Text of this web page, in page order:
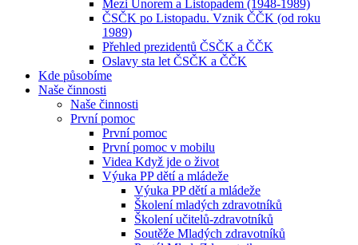
Mezi Únorem a Listopadem (1948-1989)
ČSČK po Listopadu. Vznik ČČK (od roku
1989)
Přehled prezidentů ČSČK a ČČK
Oslavy sta let ČSČK a ČČK
Kde působíme
Naše činnosti
Naše činnosti
První pomoc
První pomoc
První pomoc v mobilu
Videa Když jde o život
Výuka PP dětí a mládeže
Výuka PP dětí a mládeže
Školení mladých zdravotníků
Školení učitelů-zdravotníků
Soutěže Mladých zdravotníků